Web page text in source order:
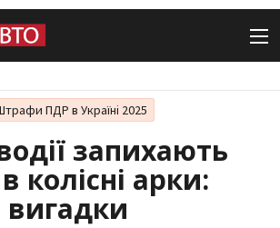
ПДР в Україні 2025
запихають
колісні арки:
вигадки